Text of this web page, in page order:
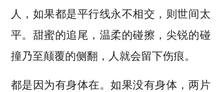
人，如果都是平行线永不相交，则世间太
平。甜蜜的追尾，温柔的碰擦，尖锐的碰
撞乃至颠覆的侧翻，人就会留下伤痕。
都是因为有身体在。如果没有身体，两片